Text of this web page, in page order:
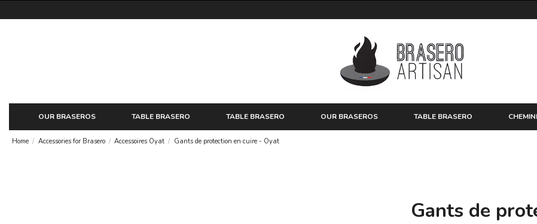
OUR BRASEROS TABLE BRASERO TABLE BRASERO OUR BRASEROS TABLE BRASERO
Home Accessories for Brasero Accessoires Oyat Gants de protection en cuire - Oyat
Gants de